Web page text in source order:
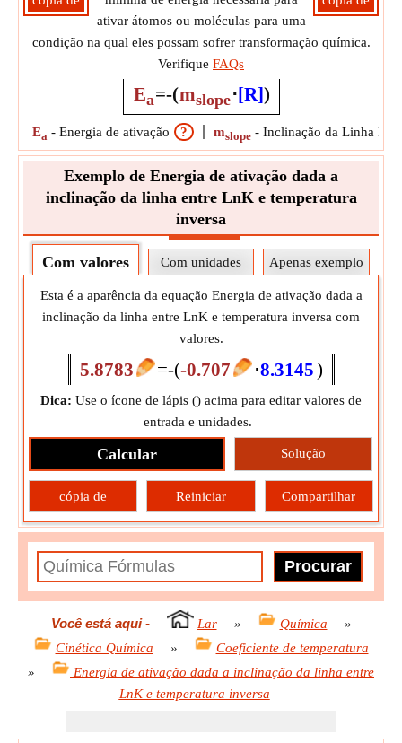
ativar átomos ou moléculas para uma
condição na qual eles possam sofrer transformação química.
Verifique FAQs
Ea=-(mslope⋅[R])
Ea - Energia de ativação ? mslope - Inclinação da Linha B/
Exemplo de Energia de ativação dada a
inclinação da linha entre LnK e temperatura
inversa
Com valores Com unidades Apenas exemplo
Esta é a aparência da equação Energia de ativação dada a
inclinação da linha entre LnK e temperatura inversa com
valores.
5.8783 =-(-0.707 ⋅8.3145)
Dica: Use o ícone de lápis () acima para editar valores de
entrada e unidades.
Calcular Solução
cópia de Reiniciar Compartilhar
Você está aqui- Lar » Química
»
Cinética Química
»
Coeficiente de temperatura
»
Energia de ativação dada a inclinação da linha entre
LnK e temperatura inversa